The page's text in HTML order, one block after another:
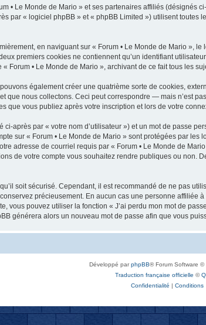
• Le Monde de Mario » et ses partenaires affiliés (désignés
par « logiciel phpBB » et « phpBB Limited ») utilisent
en naviguant sur « Forum • Le Monde de Mario »,
premiers cookies ne contiennent qu’un identifiant
Forum • Le Monde de Mario », archivant de ce fait tous les
également créer une quatrième sorte de cookies,
que nous collectons. Ceci peut correspondre — mais n’est
que vous publiez après votre inscription et lors de votre
après par « votre nom d’utilisateur ») et un mot de passe
sur « Forum • Le Monde de Mario » sont protégées par
adresse de courriel requis par « Forum • Le Monde de
de votre compte vous souhaitez rendre publiques ou
soit sécurisé. Cependant, il est recommandé de ne pas
précieusement. En aucun cas une personne
vous pouvez utiliser la fonction « J’ai perdu mon mot de
générera alors un nouveau mot de passe afin que vous
Développé parphpBB® Forum Software ©
Traduction française officielle ©
Confidentialité | Conditions